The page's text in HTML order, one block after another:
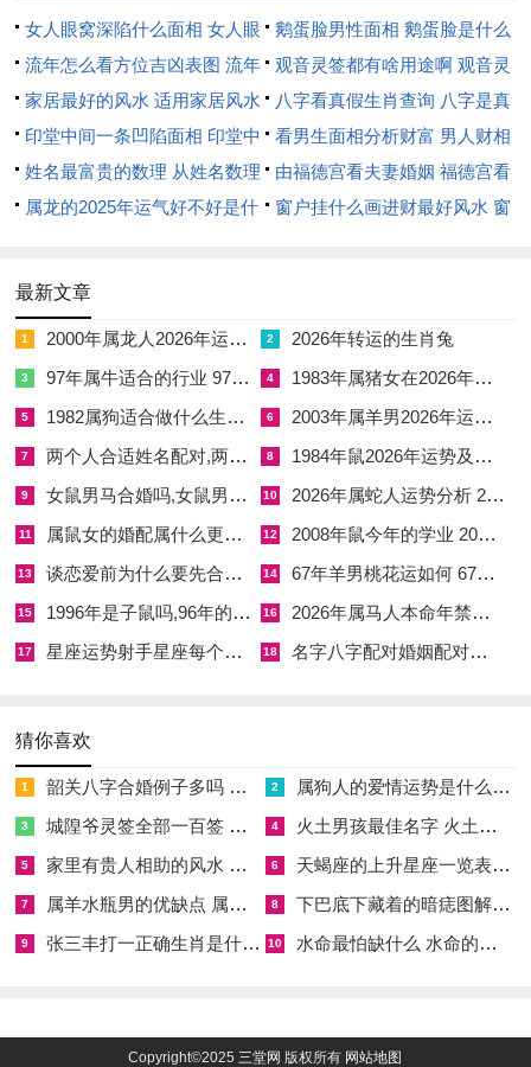
生机的范围如文化传播、园艺养生等，反能化比劫之争为传承之
美。
流年财帛宫受比劫重重包围，正财虽稳，但增长乏力，宛如细水
长流，难见波涛
务或突发性的健康开销，让人...「左手进、右手出」的财务状
态。
偏财运势则更显晦暗，劫财星当头，主投机失利、合伙破耗
市场虚火旺盛，表象繁荣下陷阱密布，最忌听信他人之言而进行
不熟悉的高风险投资，股票、期货等波动剧烈的领域尤须远离，
否则易成为他人解套之接盘者。
财务上最大的风险。往往来自对身边人的过分信任，比肩夺财，
常有命主于此年因同辈、亲友之请托而作保、借贷，最终陷入经
济纠纷，伤财又伤情。
故本年处理任何关联金钱的往来。纵是至亲好友，也需手续分
克制因情绪起伏或面子问题而产生的冲动消费，尤其在农历二
月、六月等财运低沉月份，宜守不宜攻。
若想稳固财源， 「开源」不如「节流」，「进取」不如「守
成」 。可将闲置资金转向国债、大额定存等稳健的理财渠道，
追求保值而非暴利。
借助风水之力稳固气场亦为良策。流年正东方位为八白正财星飞
女人眼窝深陷什么面相 女人眼
窝深陷是短命相吗
鹅蛋脸男性面相 鹅蛋脸是什么
脸型男性
流年怎么看方位吉凶表图 流年
位置怎么看
观音灵签都有啥用途啊 观音灵
签全部签签词
家居最好的风水 适用家居风水
八字看真假生肖查询 八字是真
还是假
印堂中间一条凹陷面相 印堂中
间有条线沟好不好
看男生面相分析财富 男人财相
从哪里看
姓名最富贵的数理 从姓名数理
看富豪
由福德宫看夫妻婚姻 福德宫看
配偶生肖
属龙的2025年运气好不好是什
2025年属龙人的全年运势
窗户挂什么画进财最好风水 窗
最新文章
1 2000年属龙人2026年运势运程 2000年属龙2026年运势及运程 2 2026年转运的生肖兔
3 97年属牛适合的行业 97年属牛干什么行业最旺 4 1983年属猪女在2026年每月运程如何
5 1982属狗适合做什么生意 1982属狗不适合做什么生意 6 2003年属羊男2026年运势怎么样
7 两个人合适姓名配对,两个人名字很配是一种什么体验 8 1984年鼠2026年运势及运程每月运程
9 女鼠男马合婚吗,女鼠男马合婚吗婚姻如何 10 2026年属蛇人运势分析 2026属蛇人全年运势
11 属鼠女的婚配属什么更好,属鼠女的婚配生肖 12 2008年鼠今年的学业 2008年的鼠在2026年学业如何
13 谈恋爱前为什么要先合婚,谈恋爱为什么要趁早 14 67年羊男桃花运如何 67年羊男2026年桃花运
15 1996年是子鼠吗,96年的子鼠怎么样 16 2026年属马人本命年禁忌事项
17 星座运势射手星座每个月运势,星座运势射手星座每个月运势分析 18 名字八字配对婚姻配对算命,名字八字配对姻缘免费测试
猜你喜欢
1 韶关八字合婚例子多吗 韶关八字测风水 2 属狗人的爱情运势是什么意思 属狗的人爱情观
3 城隍爷灵签全部一百签 城隍爷灵签解签大全 4 火土男孩最佳名字 火土属性的字男孩名字有哪些
5 家里有贵人相助的风水 家里有贵人是什么意思 6 天蝎座的上升星座一览表 天蝎座的上升星座查询
7 属羊水瓶男的优缺点 属羊水瓶座男生性格爱情观 8 下巴底下藏着的暗痣图解 下巴尖底下有痣代表什么
9 张三丰打一正确生肖是什么意思 张三丰是指什么生肖 10 水命最怕缺什么 水命的人忌什么
Copyright©2025 三堂网 版权所有 网站地图